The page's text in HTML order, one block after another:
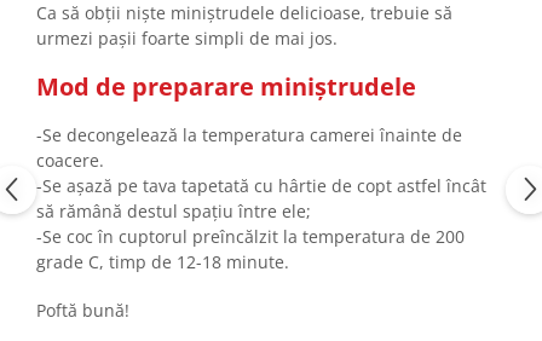
Boromele
Cornulete fragede
Pasca
Cereale
Paine
Paine ambalata
Chifle
Snack-uri sărate
Ca să obții niște miniștrudele delicioase, trebuie să
urmezi pașii foarte simpli de mai jos.
Mod de preparare miniștrudele
-Se decongelează la temperatura camerei înainte de
coacere.
-Se așază pe tava tapetată cu hârtie de copt astfel încât
să rămână destul spațiu între ele;
-Se coc în cuptorul preîncălzit la temperatura de 200
grade C, timp de 12-18 minute.
Poftă bună!